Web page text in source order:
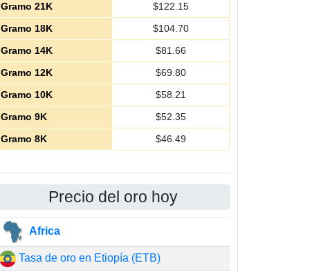
Gramo 21K
$122.15
Gramo 18K
$104.70
Gramo 14K
$81.66
Gramo 12K
$69.80
Gramo 10K
$58.21
Gramo 9K
$52.35
Gramo 8K
$46.49
Precio del oro hoy
Africa
Tasa de oro en Etiopía (ETB)